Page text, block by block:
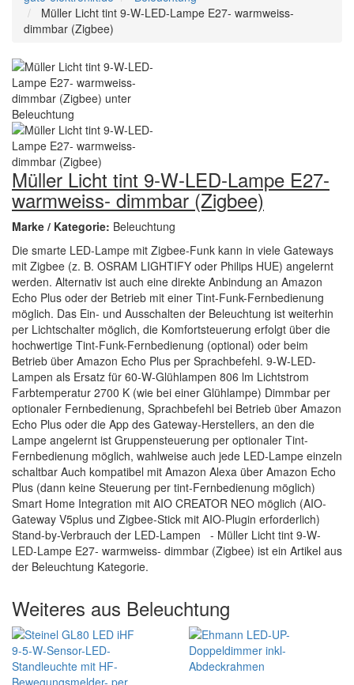
Müller Licht tint 9-W-LED-Lampe E27- warmweiss-
dimmbar (Zigbee)
Müller Licht tint 9-W-LED-Lampe E27-
warmweiss- dimmbar (Zigbee)
Marke / Kategorie: Beleuchtung
Die smarte LED-Lampe mit Zigbee-Funk kann in viele Gateways
mit Zigbee (z. B. OSRAM LIGHTIFY oder Philips HUE) angelernt
werden. Alternativ ist auch eine direkte Anbindung an Amazon
Echo Plus oder der Betrieb mit einer Tint-Funk-Fernbedienung
möglich. Das Ein- und Ausschalten der Beleuchtung ist weiterhin
per Lichtschalter möglich, die Komfortsteuerung erfolgt über die
hochwertige Tint-Funk-Fernbedienung (optional) oder beim
Betrieb über Amazon Echo Plus per Sprachbefehl. 9-W-LED-
Lampen als Ersatz für 60-W-Glühlampen 806 lm Lichtstrom
Farbtemperatur 2700 K (wie bei einer Glühlampe) Dimmbar per
optionaler Fernbedienung, Sprachbefehl bei Betrieb über Amazon
Echo Plus oder die App des Gateway-Herstellers, an den die
Lampe angelernt ist Gruppensteuerung per optionaler Tint-
Fernbedienung möglich, wahlweise auch jede LED-Lampe einzeln
schaltbar Auch kompatibel mit Amazon Alexa über Amazon Echo
Plus (dann keine Steuerung per tint-Fernbedienung möglich)
Smart Home Integration mit AIO CREATOR NEO möglich (AIO-
Gateway V5plus und Zigbee-Stick mit AIO-Plugin erforderlich)
Stand-by-Verbrauch der LED-Lampen - Müller Licht tint 9-W-
LED-Lampe E27- warmweiss- dimmbar (Zigbee) ist ein Artikel aus
der Beleuchtung Kategorie.
Weiteres aus Beleuchtung